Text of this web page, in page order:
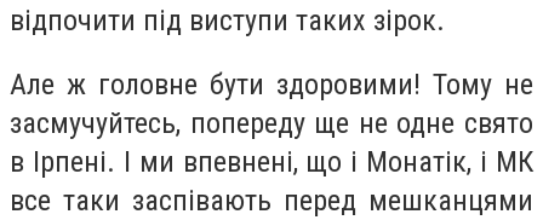
відпочити під виступи таких зірок.
Але ж головне бути здоровими! Тому не
засмучуйтесь, попереду ще не одне свято
в Ірпені. І ми впевнені, що і Монатік, і МК
все таки заспівають перед мешканцями